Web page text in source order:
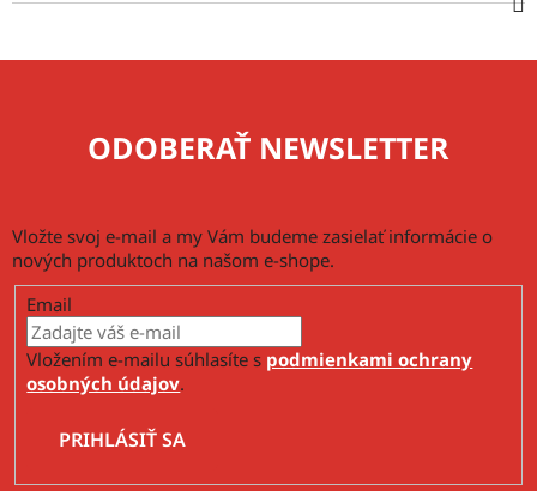
ODOBERAŤ NEWSLETTER
Vložte svoj e-mail a my Vám budeme zasielať informácie o
nových produktoch na našom e-shope.
Email
Vložením e-mailu súhlasíte s podmienkami ochrany
osobných údajov.
PRIHLÁSIŤ SA